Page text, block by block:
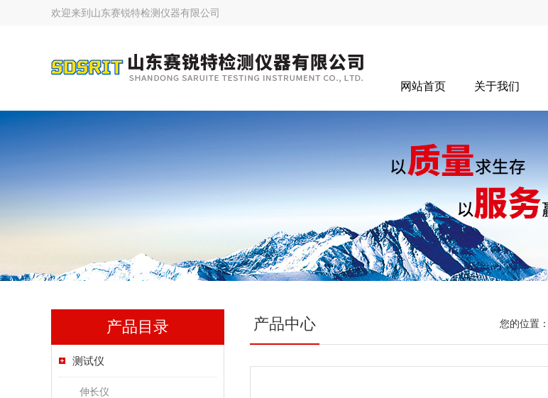
欢迎来到 山东赛锐特检测仪器有限公司
网站首页 关于我们
产品目录
测试仪
伸长仪
产品中心 您的位置：